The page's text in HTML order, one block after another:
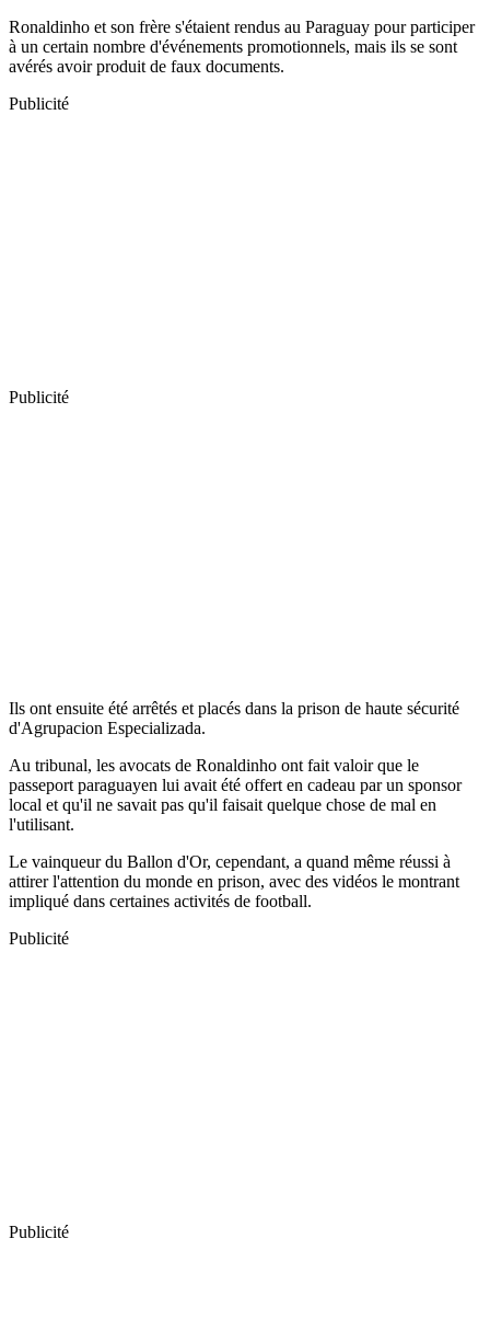
Ronaldinho et son frère s'étaient rendus au Paraguay pour participer
à un certain nombre d'événements promotionnels, mais ils se sont
avérés avoir produit de faux documents.
Publicité
Publicité
Ils ont ensuite été arrêtés et placés dans la prison de haute sécurité
d'Agrupacion Especializada.
Au tribunal, les avocats de Ronaldinho ont fait valoir que le
passeport paraguayen lui avait été offert en cadeau par un sponsor
local et qu'il ne savait pas qu'il faisait quelque chose de mal en
l'utilisant.
Le vainqueur du Ballon d'Or, cependant, a quand même réussi à
attirer l'attention du monde en prison, avec des vidéos le montrant
impliqué dans certaines activités de football.
Publicité
Publicité